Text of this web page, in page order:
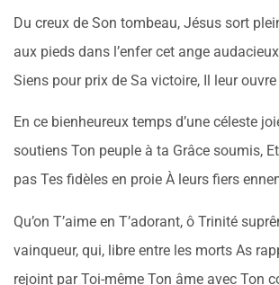
Du creux de Son tombeau, Jésus sort
aux pieds dans l’enfer cet ange
Siens pour prix de Sa victoire, Il leur ouvre
En ce bienheureux temps d’une céleste
soutiens Ton peuple à ta Grâce soumis,
pas Tes fidèles en proie À leurs fiers
Qu’on T’aime en T’adorant, ô Trinité
vainqueur, qui, libre entre les morts As
rejoint par Toi-même Ton âme avec Ton